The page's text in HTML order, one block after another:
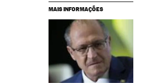
MAIS INFORMAÇÕES